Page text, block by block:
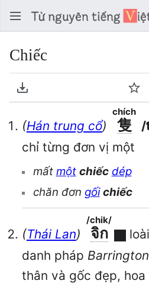
Chiếc
Tải về PDF
(Hán trung cổ) 隻
chích
/
chỉ từng đơn vị một
mất một chiếc dép
chăn đơn gối chiếc
(Thái Lan) จิก
/chik/
danh pháp
thân và gốc đẹp,